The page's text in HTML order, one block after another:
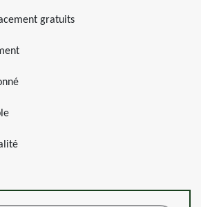
gratuits